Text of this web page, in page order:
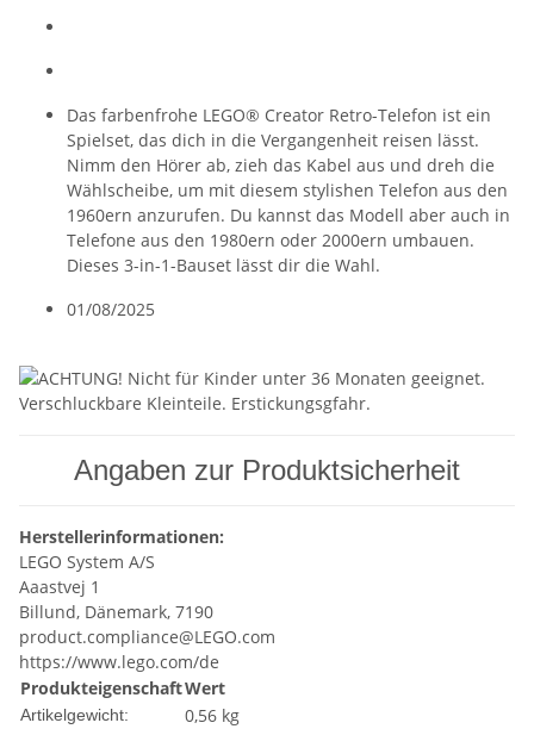
Das farbenfrohe LEGO® Creator Retro-Telefon ist ein
Spielset, das dich in die Vergangenheit reisen lässt.
Nimm den Hörer ab, zieh das Kabel aus und dreh die
Wählscheibe, um mit diesem stylishen Telefon aus den
1960ern anzurufen. Du kannst das Modell aber auch in
Telefone aus den 1980ern oder 2000ern umbauen.
Dieses 3-in-1-Bauset lässt dir die Wahl.
01/08/2025
Angaben zur Produktsicherheit
Herstellerinformationen:
LEGO System A/S
Aaastvej 1
Billund, Dänemark, 7190
product.compliance@LEGO.com
https://www.lego.com/de
ProdukteigenschaftWert
Artikelgewicht: 0,56 kg